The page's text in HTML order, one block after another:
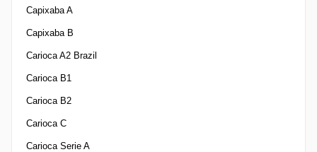
Capixaba A
Capixaba B
Carioca A2 Brazil
Carioca B1
Carioca B2
Carioca C
Carioca Serie A